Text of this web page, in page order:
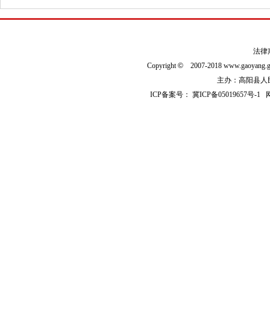
法律
Copyright© 2007-2018
主办：高阳县人
ICP备案号：冀ICP备05019657号-1